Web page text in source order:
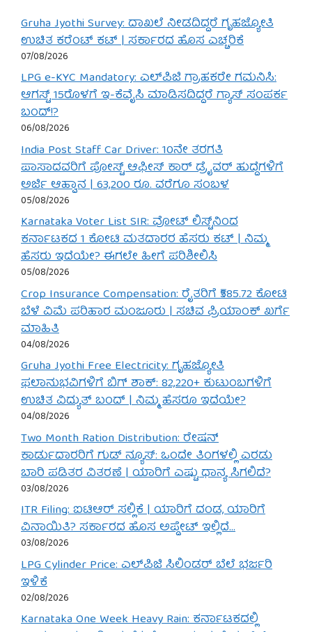
Gruha Jyothi Survey: ದಾಖಲೆ ನೀಡದಿದ್ದರೆ ಗೃಹಜ್ಯೋತಿ
ಉಚಿತ ಕರೆಂಟ್ ಕಟ್ | ಸರ್ಕಾರದ ಹೊಸ ಎಚ್ಚರಿಕೆ
07/08/2026
LPG e-KYC Mandatory: ಎಲ್‌ಪಿಜಿ ಗ್ರಾಹಕರೇ ಗಮನಿಸಿ:
ಆಗಸ್ಟ್ 15ರೊಳಗೆ ಇ-ಕೆವೈಸಿ ಮಾಡಿಸದಿದ್ದರೆ ಗ್ಯಾಸ್ ಸಂಪರ್ಕ
ಬಂದ್!?
06/08/2026
India Post Staff Car Driver: 10ನೇ ತರಗತಿ
ಪಾಸಾದವರಿಗೆ ಪೋಸ್ಟ್ ಆಫೀಸ್ ಕಾರ್ ಡ್ರೈವರ್ ಹುದ್ದೆಗಳಿಗೆ
ಅರ್ಜಿ ಆಹ್ವಾನ | 63,200 ರೂ. ವರೆಗೂ ಸಂಬಳ
05/08/2026
Karnataka Voter List SIR: ವೋಟ್ ಲಿಸ್ಟ್‌ನಿಂದ
ಕರ್ನಾಟಕದ 1 ಕೋಟಿ ಮತದಾರರ ಹೆಸರು ಕಟ್ | ನಿಮ್ಮ
ಹೆಸರು ಇದೆಯೇ? ಈಗಲೇ ಹೀಗೆ ಪರಿಶೀಲಿಸಿ
05/08/2026
Crop Insurance Compensation: ರೈತರಿಗೆ ₹585.72 ಕೋಟಿ
ಬೆಳೆ ವಿಮೆ ಪರಿಹಾರ ಮಂಜೂರು | ಸಚಿವ ಪ್ರಿಯಾಂಕ್ ಖರ್ಗೆ
ಮಾಹಿತಿ
04/08/2026
Gruha Jyothi Free Electricity: ಗೃಹಜ್ಯೋತಿ
ಫಲಾನುಭವಿಗಳಿಗೆ ಬಿಗ್ ಶಾಕ್: 82,220+ ಕುಟುಂಬಗಳಿಗೆ
ಉಚಿತ ವಿದ್ಯುತ್ ಬಂದ್ | ನಿಮ್ಮ ಹೆಸರೂ ಇದೆಯೇ?
04/08/2026
Two Month Ration Distribution: ರೇಷನ್
ಕಾರ್ಡುದಾರರಿಗೆ ಗುಡ್ ನ್ಯೂಸ್: ಒಂದೇ ತಿಂಗಳಲ್ಲಿ ಎರಡು
ಬಾರಿ ಪಡಿತರ ವಿತರಣೆ | ಯಾರಿಗೆ ಎಷ್ಟು ಧಾನ್ಯ ಸಿಗಲಿದೆ?
03/08/2026
ITR Filing: ಐಟಿಆರ್ ಸಲ್ಲಿಕೆ | ಯಾರಿಗೆ ದಂಡ, ಯಾರಿಗೆ
ವಿನಾಯಿತಿ? ಸರ್ಕಾರದ ಹೊಸ ಅಪ್ಡೇಟ್ ಇಲ್ಲಿದೆ…
03/08/2026
LPG Cylinder Price: ಎಲ್‌ಪಿಜಿ ಸಿಲಿಂಡರ್ ಬೆಲೆ ಭರ್ಜರಿ
ಇಳಿಕೆ
02/08/2026
Karnataka One Week Heavy Rain: ಕರ್ನಾಟಕದಲ್ಲಿ